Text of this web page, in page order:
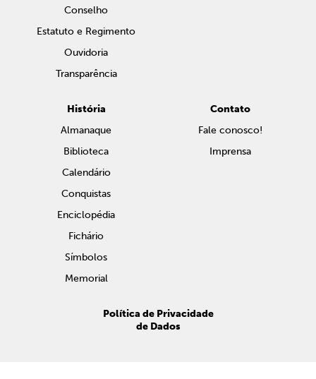
Conselho
Estatuto e Regimento
Ouvidoria
Transparência
História
Almanaque
Biblioteca
Calendário
Conquistas
Enciclopédia
Fichário
Símbolos
Memorial
Contato
Fale conosco!
Imprensa
Política de Privacidade
de Dados